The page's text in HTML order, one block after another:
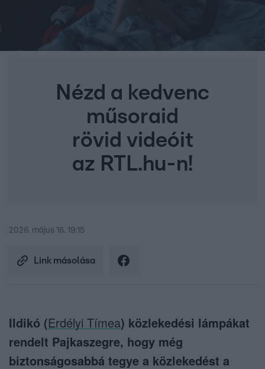
Nézd a kedvenc
műsoraid
rövid videóit
az RTL.hu-n!
2026. május 16. 19:15
Link másolása
Ildikó (Erdélyi Tímea) közlekedési lámpákat
rendelt Pajkaszegre, hogy még
biztonságosabbá tegye a közlekedést a